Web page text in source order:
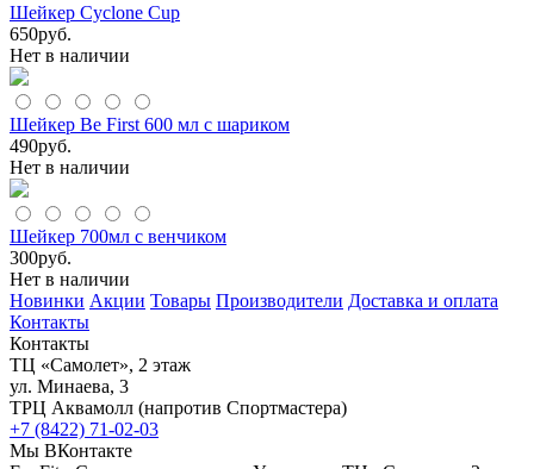
Шейкер Cyclone Cup
650руб.
Нет в наличии
Шейкер Be First 600 мл c шариком
490руб.
Нет в наличии
Шейкер 700мл с венчиком
300руб.
Нет в наличии
Новинки Акции Товары Производители Доставка и оплата
Контакты
Контакты
ТЦ «Самолет», 2 этаж
ул. Минаева, 3
ТРЦ Аквамолл (напротив Спортмастера)
+7 (8422) 71-02-03
Мы ВКонтакте